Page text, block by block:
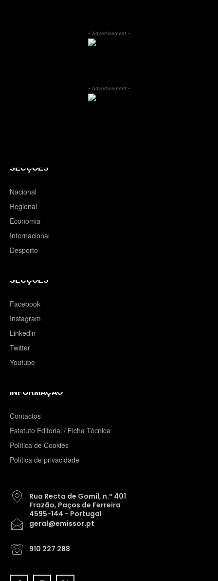
- Advertisement -
- Advertisement -
SECÇÕES
Nacional
Regional
Economia
Internacional
Desporto
SECÇÕES
Facebook
Instagram
Linkedin
Twitter
Youtube
INFORMAÇÃO
Contactos
Estatuto Editorial / Ficha Técnica
Política de Cookies
Política de privacidade
Rua Recta de Gomil, n.º 401
Frazão, Paços de Ferreira
4595-144 - Portugal
geral@emissor.pt
910 227 288